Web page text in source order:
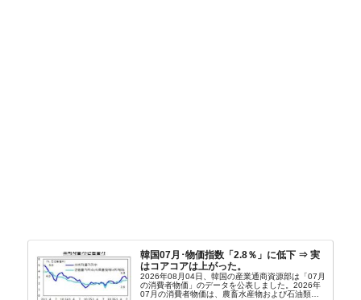
韓国07月･物価指数「2.8％」に低下 ⇒ 実
はコアコアは上がった。
2026年08月04日、韓国の産業通商資源部は「07月
の消費者物価」のデータを公表しました。2026年
07月の消費者物価は、農畜水産物および石油類の